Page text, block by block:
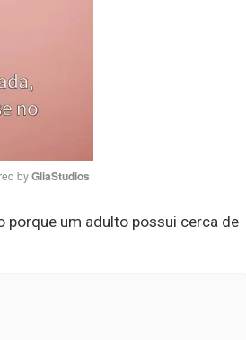
Mute
by GliaStudios
porque um adulto possui cerca de